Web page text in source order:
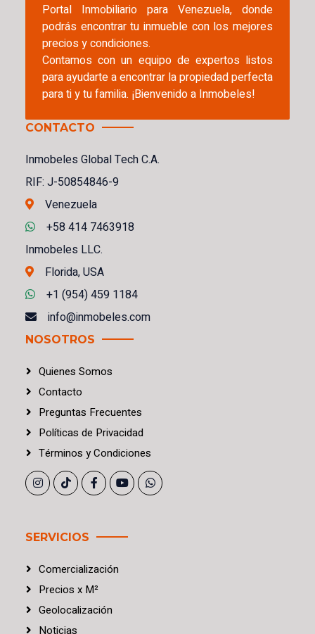
Portal Inmobiliario para Venezuela, donde
podrás encontrar tu inmueble con los mejores
precios y condiciones.
Contamos con un equipo de expertos listos
para ayudarte a encontrar la propiedad perfecta
para ti y tu familia. ¡Bienvenido a Inmobeles!
CONTACTO
Inmobeles Global Tech C.A.
RIF: J-50854846-9
Venezuela
+58 414 7463918
Inmobeles LLC.
Florida, USA
+1 (954) 459 1184
info@inmobeles.com
NOSOTROS
Quienes Somos
Contacto
Preguntas Frecuentes
Políticas de Privacidad
Términos yCondiciones
SERVICIOS
Comercialización
Precios x M²
Geolocalización
Noticias